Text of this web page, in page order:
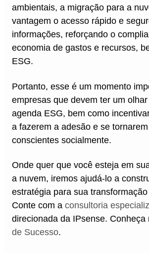
ambientais, a migração para a
vantagem o acesso rápido e
informações, reforçando o
economia de gastos e recursos,
ESG.
Portanto, esse é um momento
empresas que devem ter um
agenda ESG, bem como
a fazerem a adesão e se
conscientes socialmente.
Onde quer que você esteja em
a nuvem, iremos ajudá-lo a
estratégia para sua
Conte com a consultoria
direcionada da IPsense. Conheça
de Sucesso.